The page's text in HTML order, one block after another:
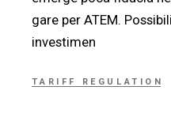
gare per ATEM.
investimen
TARIFF REGULATION